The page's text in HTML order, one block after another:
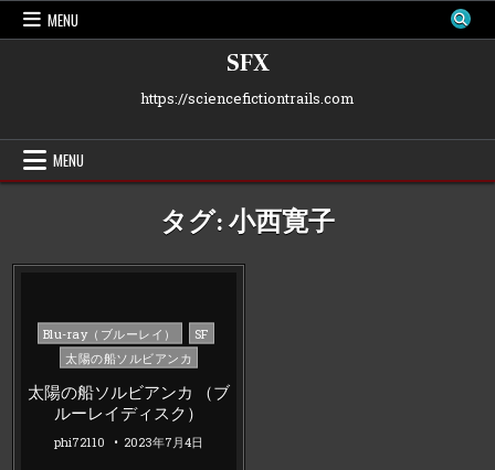
Skip
MENU
SFX
https://sciencefictiontrails.com
MENU
タグ:小西寛子
Posted
Blu-ray（ブルーレイ）
SF
太陽の船ソルビアンカ
太陽の船ソルビアンカ （ブ
ルーレイディスク）
phi72110 2023年7月4日